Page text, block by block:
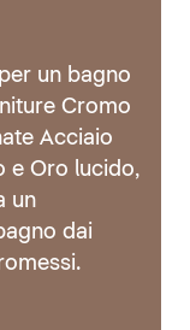
un bagno
Cromo
Acciaio
e Oro lucido,
un
dai